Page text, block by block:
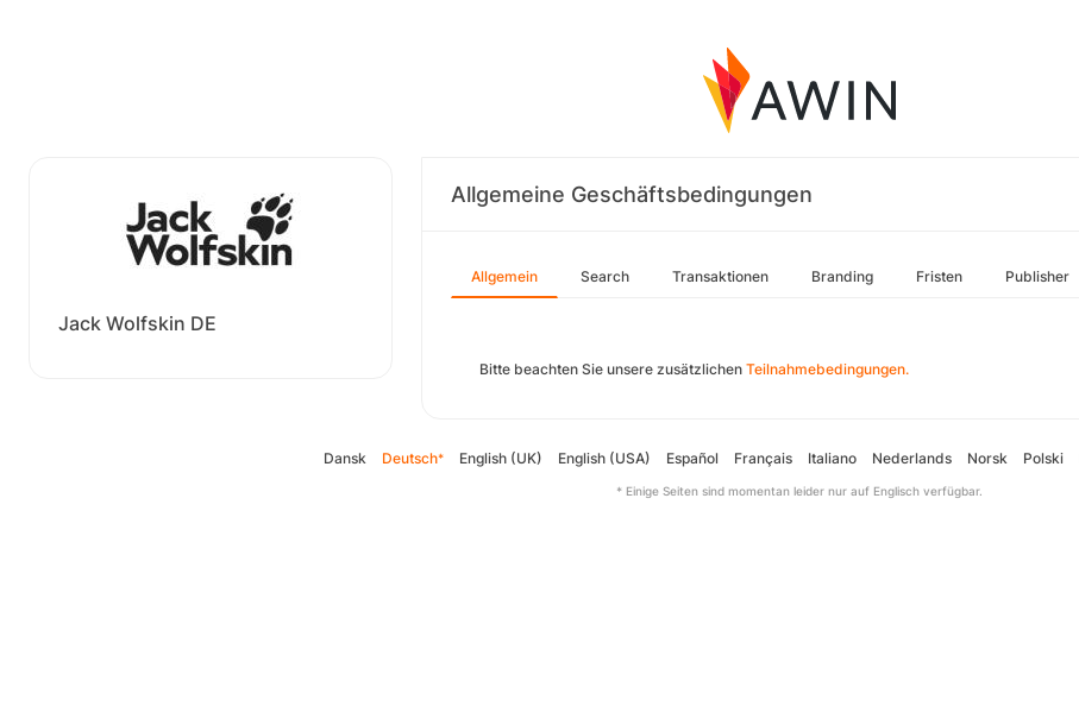
Jack Wolfskin DE
Allgemeine Geschäftsbedingungen
Allgemein Search Transaktionen Branding Fristen Publisher
Bitte beachten Sie unsere zusätzlichen Teilnahmebedingungen.
Dansk Deutsch* English (UK) English (USA) Español Français Italiano Nederlands Norsk Polski
* Einige Seiten sind momentan leider nur auf Englisch verfügbar.